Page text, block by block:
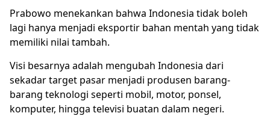
Prabowo menekankan bahwa Indonesia tidak boleh
lagi hanya menjadi eksportir bahan mentah yang tidak
memiliki nilai tambah.
Visi besarnya adalah mengubah Indonesia dari
sekadar target pasar menjadi produsen barang-
barang teknologi seperti mobil, motor, ponsel,
komputer, hingga televisi buatan dalam negeri.